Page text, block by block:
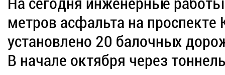
метров асфальта на проспекте
установлено 20 балочных
В начале октября через